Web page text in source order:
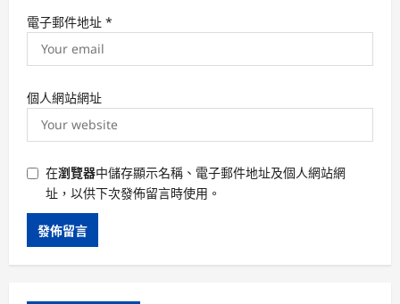
電子郵件地址 *
個人網站網址
在瀏覽器中儲存顯示名稱、電子郵件地址及個人網站網
址，以供下次發佈留言時使用。